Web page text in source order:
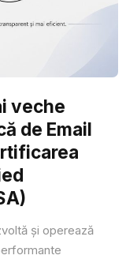
veche
de Email
și operează